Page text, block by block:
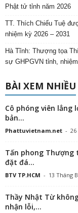
Phật tử tỉnh năm 2026
TT. Thích Chiếu Tuệ
nhiệm kỳ 2026 – 2031
Hà Tĩnh: Thượng tọa
sự GHPGVN tỉnh,
BÀI XEM NHIỀU
Cô phóng viên lẳng
bản...
Phattuvietnam.net - 26
Tấn phong Thượng
đặt đá...
BTV TP.HCM - 13 Tháng
Thầy Nhật Từ
nhận lỗi,...